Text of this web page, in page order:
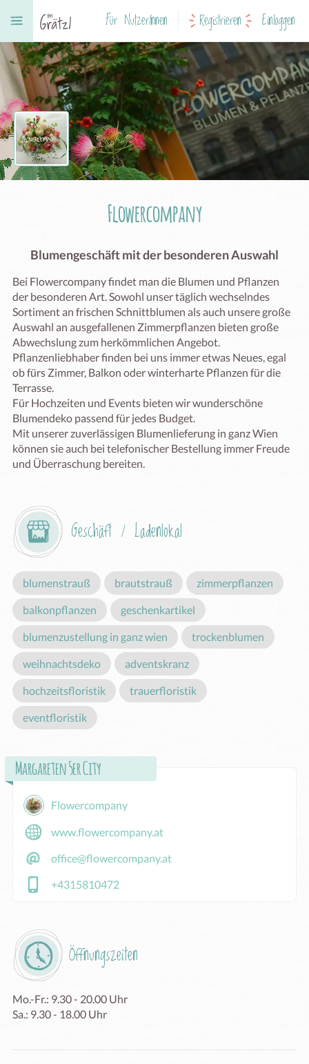
Für NutzerInnen Registrieren Einloggen
Flowercompany
Blumengeschäft mit der besonderen Auswahl
Bei Flowercompany findet man die Blumen und Pflanzen
der besonderen Art. Sowohl unser täglich wechselndes
Sortiment an frischen Schnittblumen als auch unsere große
Auswahl an ausgefallenen Zimmerpflanzen bieten große
Abwechslung zum herkömmlichen Angebot.
Pflanzenliebhaber finden bei uns immer etwas Neues, egal
ob fürs Zimmer, Balkon oder winterharte Pflanzen für die
Terrasse.
Für Hochzeiten und Events bieten wir wunderschöne
Blumendeko passend für jedes Budget.
Mit unserer zuverlässigen Blumenlieferung in ganz Wien
können sie auch bei telefonischer Bestellung immer Freude
und Überraschung bereiten.
Geschäft / Ladenlokal
blumenstrauß brautstrauß zimmerpflanzen
balkonpflanzen geschenkartikel
blumenzustellung in ganz wien trockenblumen
weihnachtsdeko adventskranz
hochzeitsfloristik trauerfloristik
eventfloristik
Margareten 5er City
Flowercompany
www.flowercompany.at
office@flowercompany.at
+4315810472
Öffnungszeiten
Mo.-Fr.: 9.30 - 20.00 Uhr
Sa.: 9.30 - 18.00 Uhr